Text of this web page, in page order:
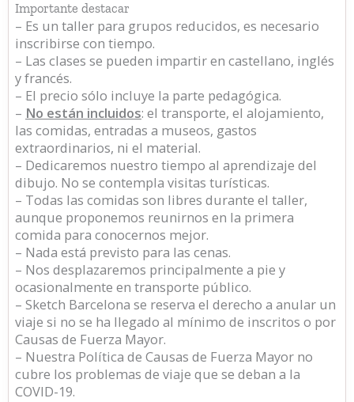
Importante destacar
– Es un taller para grupos reducidos, es necesario
inscribirse con tiempo.
– Las clases se pueden impartir en castellano, inglés
y francés.
– El precio sólo incluye la parte pedagógica.
– No están incluidos: el transporte, el alojamiento,
las comidas, entradas a museos, gastos
extraordinarios, ni el material.
– Dedicaremos nuestro tiempo al aprendizaje del
dibujo. No se contempla visitas turísticas.
– Todas las comidas son libres durante el taller,
aunque proponemos reunirnos en la primera
comida para conocernos mejor.
– Nada está previsto para las cenas.
– Nos desplazaremos principalmente a pie y
ocasionalmente en transporte público.
– Sketch Barcelona se reserva el derecho a anular un
viaje si no se ha llegado al mínimo de inscritos o por
Causas de Fuerza Mayor.
– Nuestra Política de Causas de Fuerza Mayor no
cubre los problemas de viaje que se deban a la
COVID-19.